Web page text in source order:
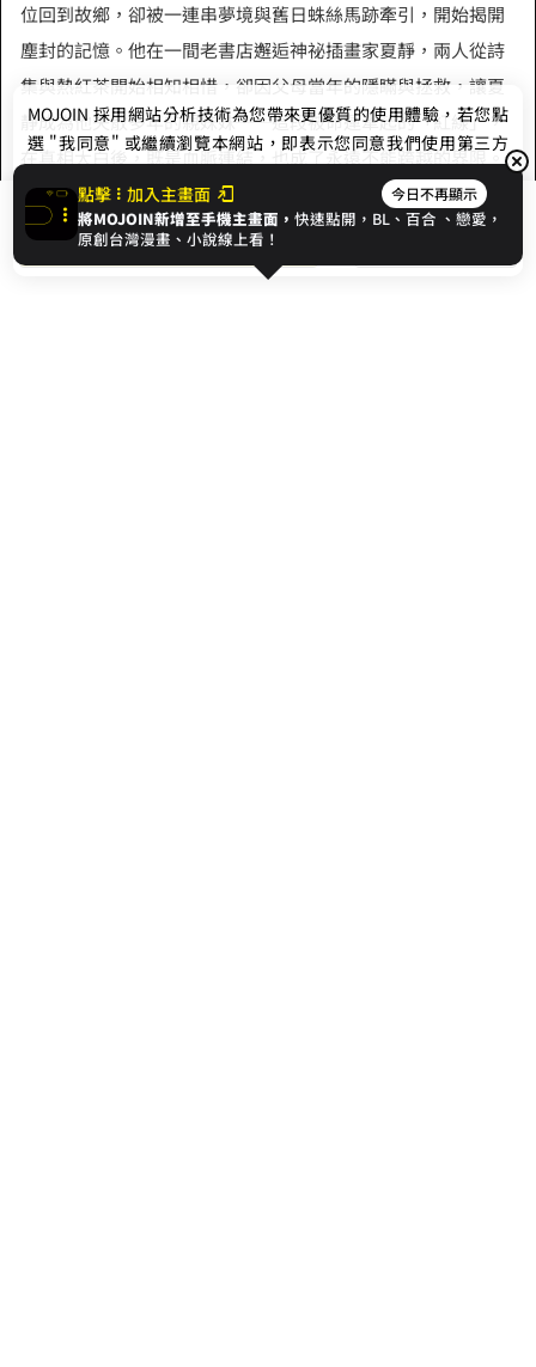
開始閱讀
位回到故鄉，卻被一連串夢境與舊日蛛絲馬跡牽引，開始揭開
塵封的記憶。他在一間老書店邂逅神祕插畫家夏靜，兩人從詩
集與熱紅茶開始相知相惜，卻因父母當年的隱瞞與拯救，讓夏
靜成為他失散多年的親妹妹──這段被命運牽起的「紅線」，
在真相大白後，既是血脈連結，也成了永遠不能跨越的界限。
沈予森選擇寫下告別書信，離開城市，將這段刻骨回憶深藏心
底，也讓那條紅線在彼此生命中留下溫暖而苦澀的足跡。
展開全部
點擊 加入主畫面 今日不再顯示
將MOJOIN新增至手機主畫面，快速點開，BL、百合 、戀愛，
原創台灣漫畫、小說線上看！
MOJOIN 採用網站分析技術為您帶來更優質的使用體驗，若您點
選 "我同意" 或繼續瀏覽本網站，即表示您同意我們使用第三方
Cookie，欲瞭解更多資訊請見隱私權政策。
我同意